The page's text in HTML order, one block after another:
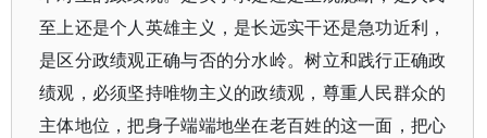
至上还是个人英雄主义，是长远实干还是急功近利，
是区分政绩观正确与否的分水岭。树立和践行正确政
绩观，必须坚持唯物主义的政绩观，尊重人民群众的
主体地位，把身子端端地坐在老百姓的这一面，把心